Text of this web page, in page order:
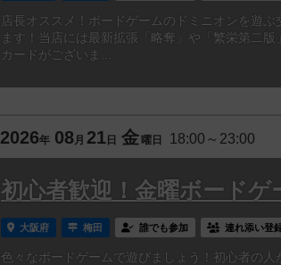
店長オススメ！ボードゲームのドミニオンを遊
ます！当店には最新拡張「略奪」や「繁栄第二
カードがございま...
2026年 08月 21 日 金 曜日 18:00～23:00
初心者歓迎！金曜ボードゲ
大阪府 梅田 誰でも参加 連れ添い登
色々なボードゲームで遊びましょう！初心者の人